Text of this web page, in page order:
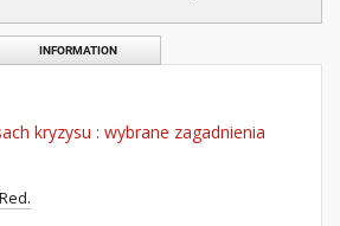
INFORMATION
kryzysu : wybrane zagadnienia